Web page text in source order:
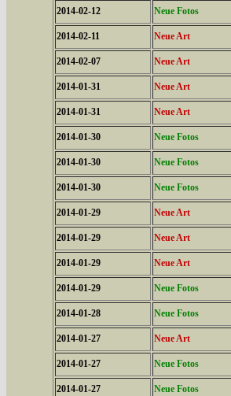
2014-02-12 Neue Fotos
2014-02-11 Neue Art
2014-02-07 Neue Art
2014-01-31 Neue Art
2014-01-31 Neue Art
2014-01-30 Neue Fotos
2014-01-30 Neue Fotos
2014-01-30 Neue Fotos
2014-01-29 Neue Art
2014-01-29 Neue Art
2014-01-29 Neue Art
2014-01-29 Neue Fotos
2014-01-28 Neue Fotos
2014-01-27 Neue Art
2014-01-27 Neue Fotos
2014-01-27 Neue Fotos